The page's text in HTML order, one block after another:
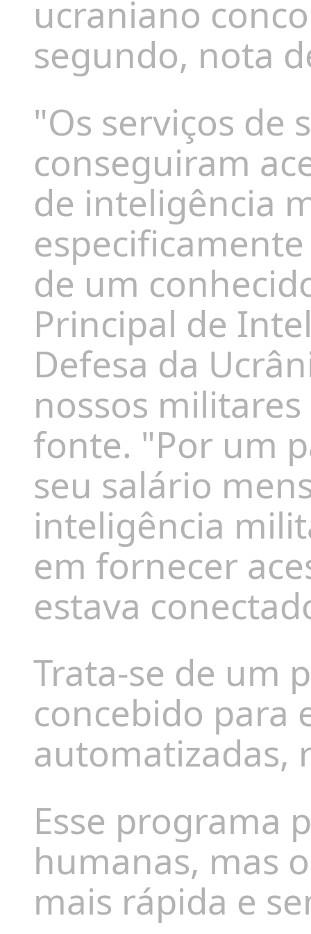
ucraniano
segundo, nota
"Os serviços de
conseguiram
de inteligência
de um
Principal de
Defesa da
nossos
fonte. "Por um
seu salário
inteligência
em fornecer
estava
Trata-se de um
concebido para
automatizadas,
Esse programa
humanas, mas
mais rápida e